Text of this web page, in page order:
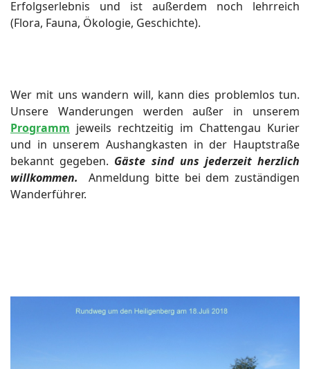
Erfolgserlebnis und ist außerdem noch lehrreich
(Flora, Fauna, Ökologie, Geschichte).
Wer mit uns wandern will, kann dies problemlos tun.
Unsere Wanderungen werden außer in unserem
Programm jeweils rechtzeitig im Chattengau Kurier
und in unserem Aushangkasten in der Hauptstraße
bekannt gegeben. Gäste sind uns jederzeit herzlich
willkommen. Anmeldung bitte bei dem zuständigen
Wanderführer.